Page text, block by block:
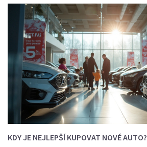
KDY JE NEJLEPŠÍ KUPOVAT NOVÉ AUTO?